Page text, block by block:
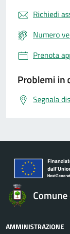
Richiedi
Numero
Prenota
Problemi in
Segnala
AMMINISTRAZIONE